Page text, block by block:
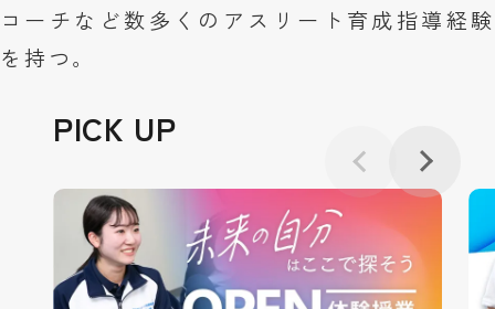
コーチなど数多くのアスリート育成指導経験
を持つ。
PICK UP